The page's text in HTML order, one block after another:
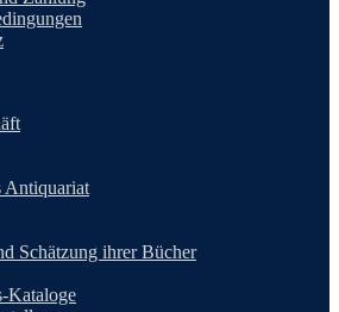
Schätzung ihrer Bücher
Kataloge